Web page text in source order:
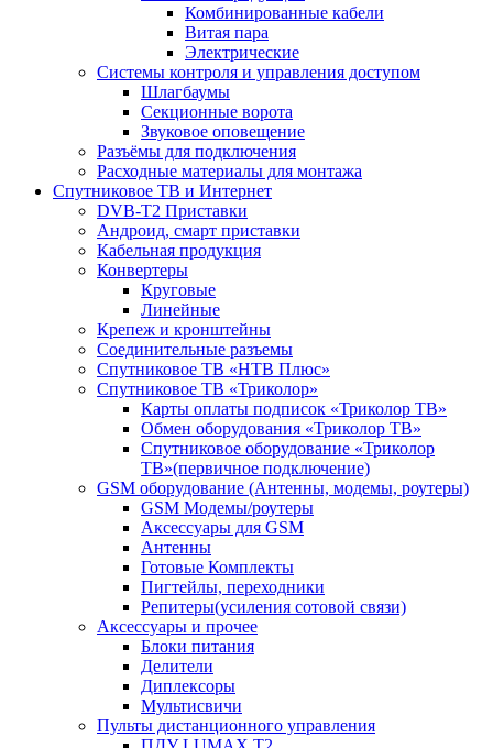
Комбинированные кабели
Витая пара
Электрические
Системы контроля и управления доступом
Шлагбаумы
Секционные ворота
Звуковое оповещение
Разъёмы для подключения
Расходные материалы для монтажа
Спутниковое ТВ и Интернет
DVB-Т2 Приставки
Андроид, смарт приставки
Кабельная продукция
Конвертеры
Круговые
Линейные
Крепеж и кронштейны
Соединительные разъемы
Спутниковое ТВ «НТВ Плюс»
Спутниковое ТВ «Триколор»
Карты оплаты подписок «Триколор ТВ»
Обмен оборудования «Триколор ТВ»
Спутниковое оборудование «Триколор
ТВ»(первичное подключение)
GSM оборудование (Антенны, модемы, роутеры)
GSM Модемы/роутеры
Аксессуары для GSM
Антенны
Готовые Комплекты
Пигтейлы, переходники
Репитеры(усиления сотовой связи)
Аксессуары и прочее
Блоки питания
Делители
Диплексоры
Мультисвичи
Пульты дистанционного управления